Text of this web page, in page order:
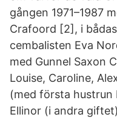
gången 1971–1987
Crafoord [2], i
cembalisten Eva
med Gunnel Saxon
Louise, Caroline,
(med första hustrun
Ellinor (i andra